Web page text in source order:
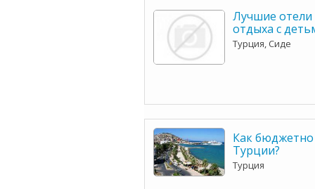
Лучшие отели
отдыха с
Турция, Сиде
Как
Турции?
Турция